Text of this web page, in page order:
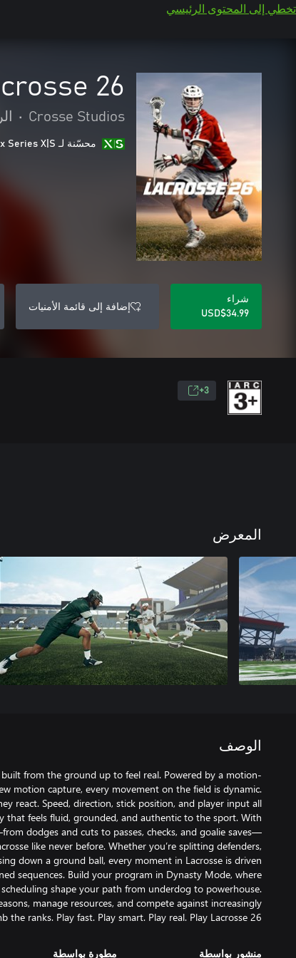
تخطي إلى المحتوى الرئيسي
26
Crosse Studios
•
محسّنة لـ Xbox Series X|S
شراء
USD$34.99
إضافة إلى قائمة الأمنيات
3+
المعرض
الوصف
built from the ground up to feel real. Powered by a motion-
motion capture, every movement on the field is dynamic.
react. Speed, direction, stick position, and player input all
that feels fluid, grounded, and authentic to the sport. With
dodges and cuts to passes, checks, and goalie saves—
like never before. Whether you’re splitting defenders,
down a ground ball, every moment in Lacrosse is driven
sequences. Build your program in Dynasty Mode, where
shape your path from underdog to powerhouse.
manage resources, and compete against increasingly
ranks. Play fast. Play smart. Play real. Play Lacrosse 26.
منشور بواسطة مطورة بواسطة